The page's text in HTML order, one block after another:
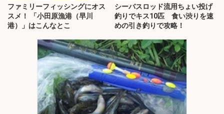
ファミリーフィッシングにオス
スメ！ 「小田原漁港（早川
港）」はこんなとこ
シーバスロッド流用ちょい投げ
釣りでキス10匹 食い渋りを速
めの引き釣りで攻略！